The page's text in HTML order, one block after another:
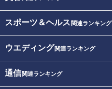
スポーツ＆ヘルス 関連ランキング
ウエディング関連ランキング
通信関連ランキング